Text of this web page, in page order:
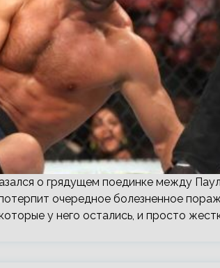
о грядущем поединке между
очередное болезненное
у него остались, и просто